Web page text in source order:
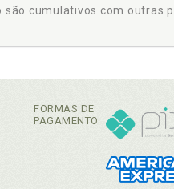
cumulativos com outras
FORMAS DE
PAGAMENTO